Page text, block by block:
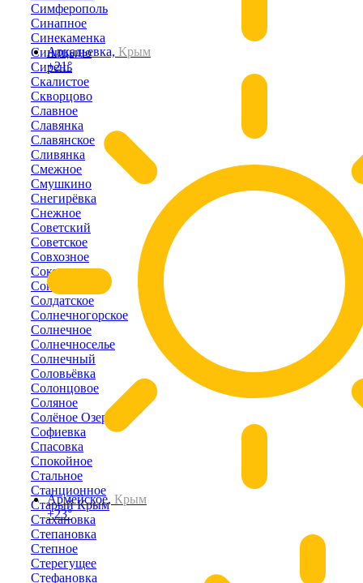
Аркадьевка, Крым
+21°
Армейское, Крым
+23°
Симферополь
Синапное
Синекаменка
Синицыно
Сирень
Скалистое
Скворцово
Славное
Славянка
Славянское
Сливянка
Смежное
Смушкино
Снегирёвка
Снежное
Советский
Советское
Совхозное
Соколиное
Соколы
Солдатское
Солнечногорское
Солнечное
Солнечноселье
Солнечный
Соловьёвка
Солонцовое
Соляное
Солёное Озеро
Софиевка
Спасовка
Спокойное
Стальное
Станционное
Старый Крым
Стахановка
Степановка
Степное
Стерегущее
Стефановка